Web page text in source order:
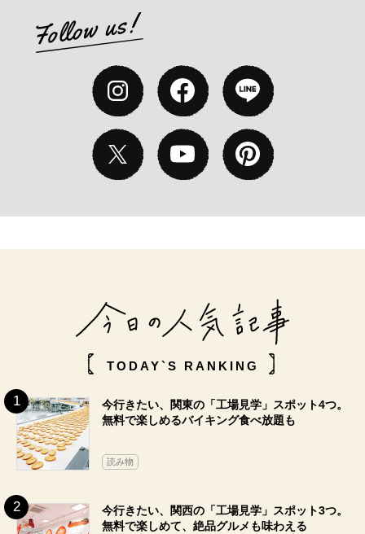
TODAY`S RANKING
今行きたい、関東の「工場見学」スポット4つ。
無料で楽しめるバイキング食べ放題も
読み物
今行きたい、関西の「工場見学」スポット3つ。
無料で楽しめて、絶品グルメも味わえる